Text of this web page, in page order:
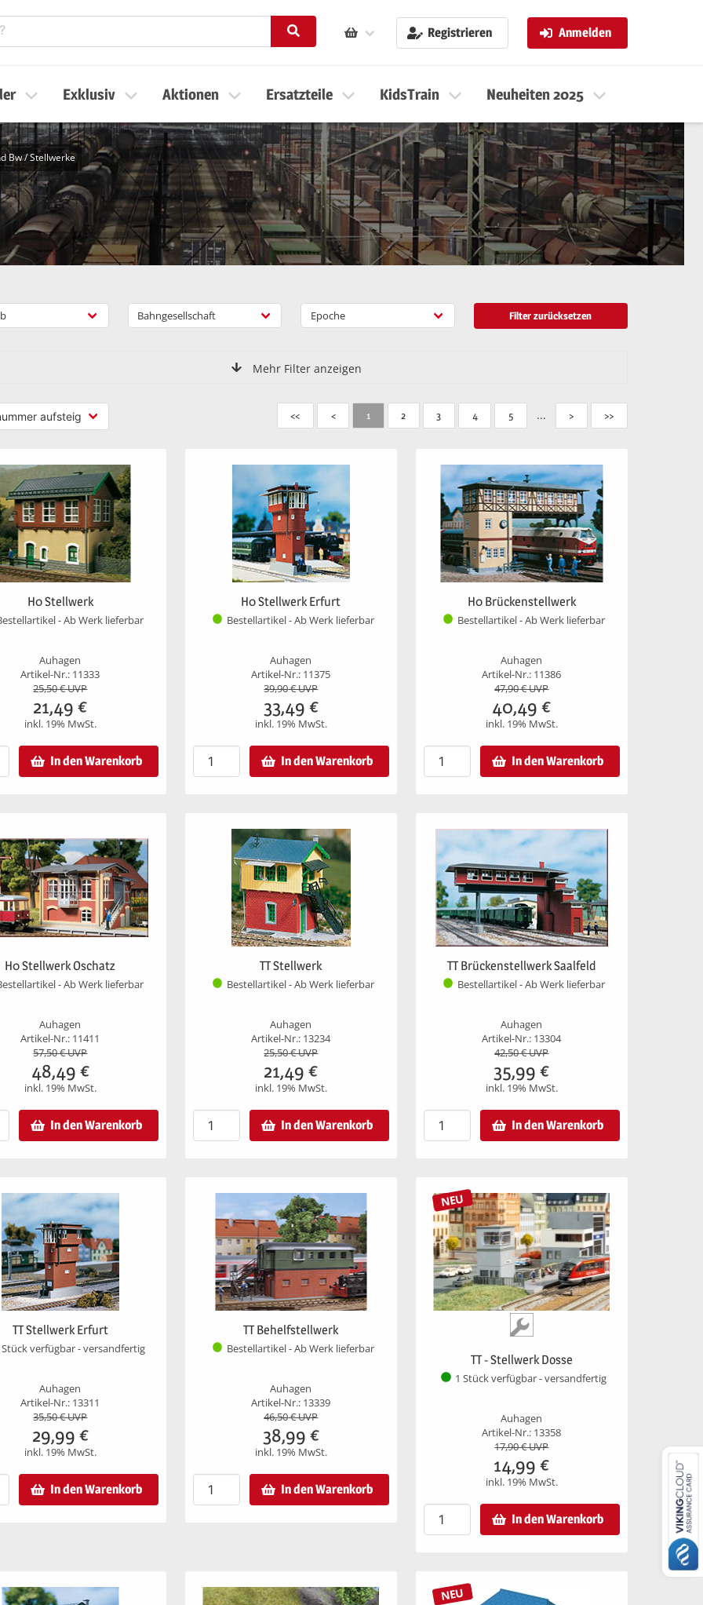
Registrieren Anmelden
Exklusiv Aktionen Ersatzteile KidsTrain Neuheiten 2025
Bw/Stellwerke
Bahngesellschaft Epoche Filter zurücksetzen
Mehr Filter anzeigen
<< < 1 2 3 4 5 ... > >>
H0 Stellwerk
- Ab Werk lieferbar
Auhagen
Artikel-Nr.: 11333
25,50€ UVP
21,49 €
inkl. 19% MwSt.
In den Warenkorb
H0 Stellwerk Erfurt
Bestellartikel - Ab Werk lieferbar
Auhagen
Artikel-Nr.: 11375
39,90€ UVP
33,49 €
inkl. 19% MwSt.
In den Warenkorb
H0 Brückenstellwerk
Bestellartikel - Ab Werk lieferbar
Auhagen
Artikel-Nr.: 11386
47,90€ UVP
40,49 €
inkl. 19% MwSt.
In den Warenkorb
H0 Stellwerk Oschatz
- Ab Werk lieferbar
Auhagen
Artikel-Nr.: 11411
57,50€ UVP
48,49 €
inkl. 19% MwSt.
In den Warenkorb
TT Stellwerk
Bestellartikel - Ab Werk lieferbar
Auhagen
Artikel-Nr.: 13234
25,50€ UVP
21,49 €
inkl. 19% MwSt.
In den Warenkorb
TT Brückenstellwerk Saalfeld
Bestellartikel - Ab Werk lieferbar
Auhagen
Artikel-Nr.: 13304
42,50€ UVP
35,99 €
inkl. 19% MwSt.
In den Warenkorb
TT Stellwerk Erfurt
Stück verfügbar - versandfertig
Auhagen
Artikel-Nr.: 13311
35,50€ UVP
29,99 €
inkl. 19% MwSt.
In den Warenkorb
TT Behelfstellwerk
Bestellartikel - Ab Werk lieferbar
Auhagen
Artikel-Nr.: 13339
46,50€ UVP
38,99 €
inkl. 19% MwSt.
In den Warenkorb
NEU
TT - Stellwerk Dosse
1 Stück verfügbar - versandfertig
Auhagen
Artikel-Nr.: 13358
17,90€ UVP
14,99 €
inkl. 19% MwSt.
In den Warenkorb
NEU